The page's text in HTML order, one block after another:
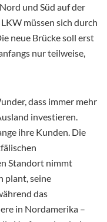
und Süd auf der
müssen sich durch
neue Brücke soll erst
nur teilweise,
dass immer mehr
investieren.
ihre Kunden. Die
Standort nimmt
plant, seine
das
in Nordamerika –